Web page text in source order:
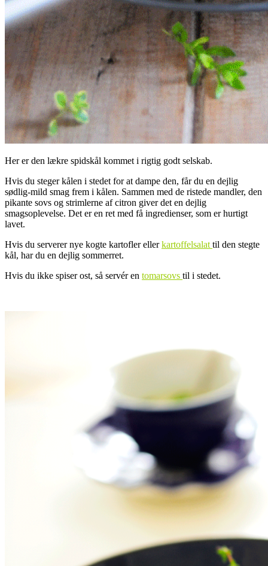
Her er den lækre spidskål kommet i rigtig godt selskab.
Hvis du steger kålen i stedet for at dampe den, får du en dejlig
sødlig-mild smag frem i kålen. Sammen med de ristede mandler, den
pikante sovs og strimlerne af citron giver det en dejlig
smagsoplevelse. Det er en ret med få ingredienser, som er hurtigt
lavet.
Hvis du serverer nye kogte kartofler ellerkartoffelsalattil den stegte
kål, har du en dejlig sommerret.
Hvis du ikke spiser ost, så servér en tomarsovs til i stedet.